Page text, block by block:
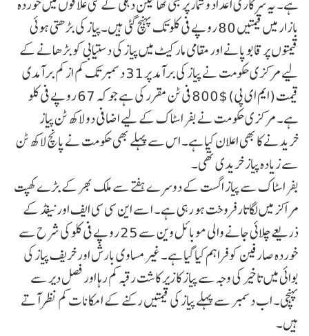
ہے۔ یہ سرکاری اعداد و شمار پر مبنی تھا لیکن دہلی کے کئی علاقوں میں خوردہ
بازار میں قیمتیں 80 روپے فی کلو تک پہنچ گئی ہیں۔پیاز کی بڑھتی ہوئی
قیمتوں پر قابو پانے اور مقامی مارکیٹ میں پیاز کی دستیابی کو بڑھانے کے
لیے مرکزی حکومت نے پیاز کی برآمد پر 31 دسمبر تک کم از کم برآمدی
قیمت (ایم ای پی) $800 فی ٹن مقرر کی ہے جو کہ 67 روپے فی کلو
ہے۔ مرکزی حکومت نے بفر اسٹاک کے لیے اضافی دو لاکھ ٹن پیاز
خریدنے کا بھی اعلان کیا ہے۔ اس سے پہلے بھی حکومت نے پانچ لاکھ ٹن
سے زیادہ پیاز خریدی تھی۔
بفر اسٹاک سے پیاز اگست کے دوسرے ہفتے سے ملک بھر کے بڑے کھپت
مراکز میں لگاتار فروخت ہو رہی ہے۔ اسے این سی سی ایف اور نیفڈ کے
ذریعے چلائی جانے والی موبائل وین سے 25 روپے فی کلو کی شرح سے
خوردہ صارفین کو فراہم کیا گیا ہے۔ غیر مساوی بارش اور خریف پیاز کی
بوائی میں تاخیر کی وجہ سے پیاز کا زیر کاشت رقبہ کم رہا اور فصل دیر سے
پہنچی۔ اب دسمبر سے پہلے پیاز کی قیمتیں رکنے کے امکانات کم نظر آتے
ہیں۔